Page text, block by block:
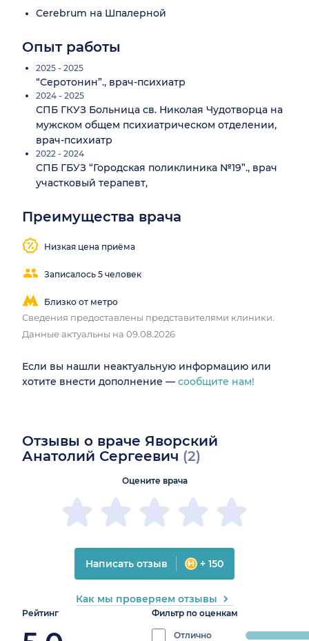
Cerebrum на Шпалерной
Опыт работы
2025 - 2025
“Серотонин”., врач-психиатр
2024 - 2025
СПБ ГКУЗ Больница св. Николая Чудотворца на
мужском общем психиатрическом отделении,
врач-психиатр
2022 - 2024
СПБ ГБУЗ “Городская поликлиника №19”., врач
участковый терапевт,
Преимущества врача
Низкая цена приёма
Записалось 5 человек
Близко от метро
Сведения предоставлены представителями клиники.
Данные актуальны на 09.08.2026
Если вы нашли неактуальную информацию или
хотите внести дополнение — сообщите нам!
Отзывы о враче Яворский
Анатолий Сергеевич (2)
Рейтинг Фильтр по оценкам
Отлично progress:
Оцените врача
Написать отзыв + 150
Как мы проверяем отзывы